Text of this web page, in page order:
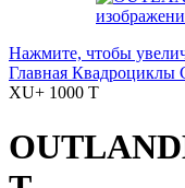
Нажмите, чтобы
Главная Квадроциклы
XU+ 1000 T